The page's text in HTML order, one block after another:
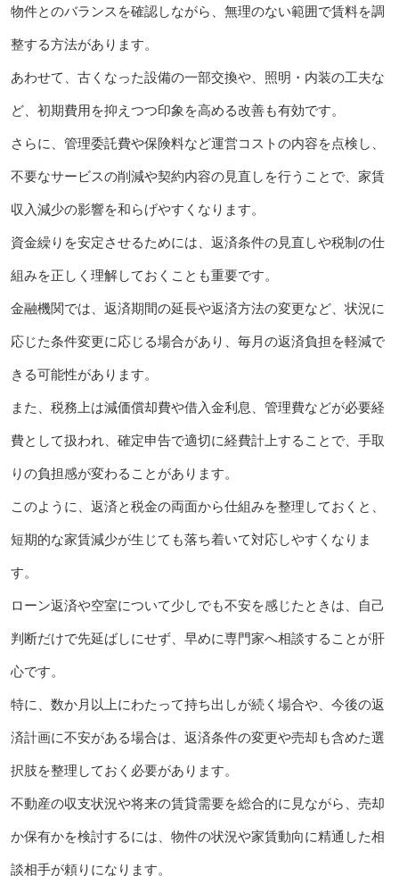
物件とのバランスを確認しながら、無理のない範囲で賃料を調
整する方法があります。
あわせて、古くなった設備の一部交換や、照明・内装の工夫な
ど、初期費用を抑えつつ印象を高める改善も有効です。
さらに、管理委託費や保険料など運営コストの内容を点検し、
不要なサービスの削減や契約内容の見直しを行うことで、家賃
収入減少の影響を和らげやすくなります。
資金繰りを安定させるためには、返済条件の見直しや税制の仕
組みを正しく理解しておくことも重要です。
金融機関では、返済期間の延長や返済方法の変更など、状況に
応じた条件変更に応じる場合があり、毎月の返済負担を軽減で
きる可能性があります。
また、税務上は減価償却費や借入金利息、管理費などが必要経
費として扱われ、確定申告で適切に経費計上することで、手取
りの負担感が変わることがあります。
このように、返済と税金の両面から仕組みを整理しておくと、
短期的な家賃減少が生じても落ち着いて対応しやすくなりま
す。
ローン返済や空室について少しでも不安を感じたときは、自己
判断だけで先延ばしにせず、早めに専門家へ相談することが肝
心です。
特に、数か月以上にわたって持ち出しが続く場合や、今後の返
済計画に不安がある場合は、返済条件の変更や売却も含めた選
択肢を整理しておく必要があります。
不動産の収支状況や将来の賃貸需要を総合的に見ながら、売却
か保有かを検討するには、物件の状況や家賃動向に精通した相
談相手が頼りになります。